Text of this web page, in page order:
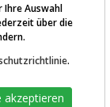
von
Ihre Auswahl
über die
.
akzeptieren